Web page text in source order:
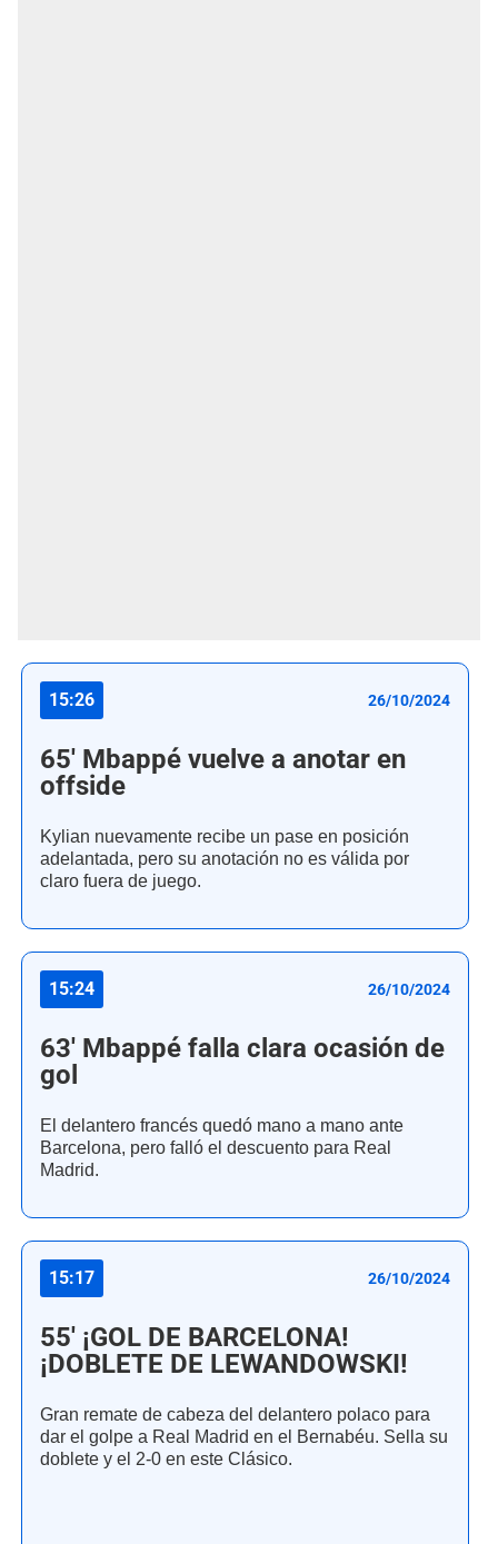
15:26 26/10/2024
65' Mbappé vuelve a anotar en
offside
Kylian nuevamente recibe un pase en posición
adelantada, pero su anotación no es válida por
claro fuera de juego.
15:24 26/10/2024
63' Mbappé falla clara ocasión de
gol
El delantero francés quedó mano a mano ante
Barcelona, pero falló el descuento para Real
Madrid.
15:17 26/10/2024
55' ¡GOL DE BARCELONA!
¡DOBLETE DE LEWANDOWSKI!
Gran remate de cabeza del delantero polaco para
dar el golpe a Real Madrid en el Bernabéu. Sella su
doblete y el 2-0 en este Clásico.